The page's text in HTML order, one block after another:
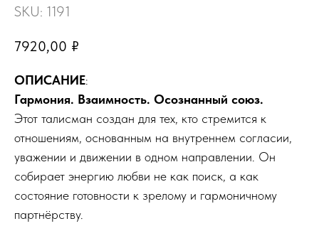
SKU: 1191
7920,00 ₽
ОПИСАНИЕ:
Гармония. Взаимность. Осознанный союз.
Этот талисман создан для тех, кто стремится к
отношениям, основанным на внутреннем согласии,
уважении и движении в одном направлении. Он
собирает энергию любви не как поиск, а как
состояние готовности к зрелому и гармоничному
партнёрству.